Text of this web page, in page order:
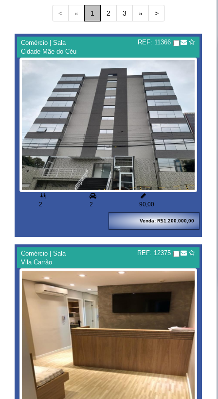
< « 1 2 3 » >
Comércio | Sala
Cidade Mãe do Céu
REF: 11366

2 2

90,00
Venda: R$1.200.000,00
Comércio | Sala
Vila Carrão
REF: 12375